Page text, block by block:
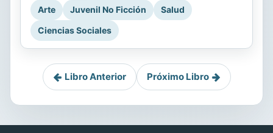
Arte
Juvenil No Ficción
Salud
Ciencias Sociales
Libro Anterior Próximo Libro